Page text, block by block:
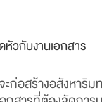
หัวกับงานเอกสาร
ะก่อสร้างอสังหาริ